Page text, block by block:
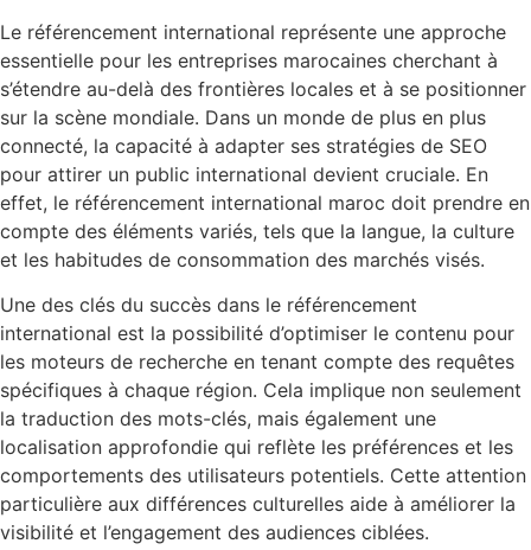
Le référencement international représente une approche
essentielle pour les entreprises marocaines cherchant à
s’étendre au-delà des frontières locales et à se positionner
sur la scène mondiale. Dans un monde de plus en plus
connecté, la capacité à adapter ses stratégies de SEO
pour attirer un public international devient cruciale. En
effet, le référencement international maroc doit prendre en
compte des éléments variés, tels que la langue, la culture
et les habitudes de consommation des marchés visés.
Une des clés du succès dans le référencement
international est la possibilité d’optimiser le contenu pour
les moteurs de recherche en tenant compte des requêtes
spécifiques à chaque région. Cela implique non seulement
la traduction des mots-clés, mais également une
localisation approfondie qui reflète les préférences et les
comportements des utilisateurs potentiels. Cette attention
particulière aux différences culturelles aide à améliorer la
visibilité et l’engagement des audiences ciblées.